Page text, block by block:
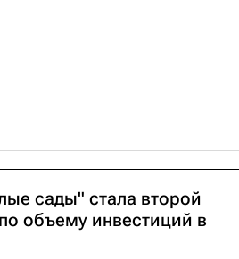
сады" стала второй
объему инвестиций в